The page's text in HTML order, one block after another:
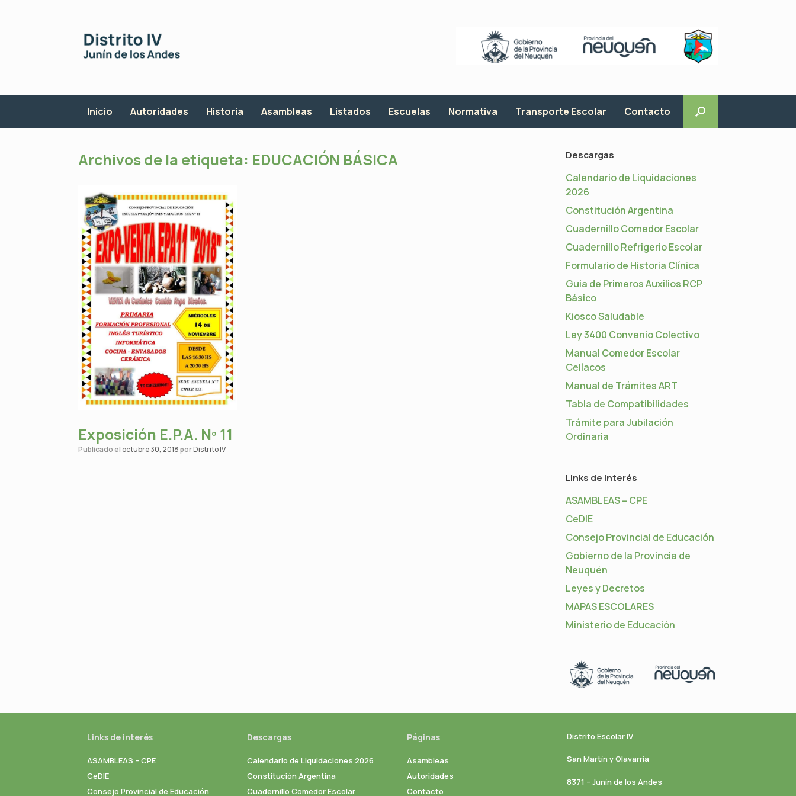
Inicio Autoridades Historia Asambleas Listados Escuelas Normativa Transporte Escolar Contacto
Archivos de la etiqueta: EDUCACIÓN BÁSICA
Exposición E.P.A. Nº 11
Publicado el octubre 30, 2018porDistrito IV
Descargas
Calendario de Liquidaciones
2026
Constitución Argentina
Cuadernillo Comedor Escolar
Cuadernillo Refrigerio Escolar
Formulario de Historia Clínica
Guia de Primeros Auxilios RCP
Básico
Kiosco Saludable
Ley 3400 Convenio Colectivo
Manual Comedor Escolar
Celíacos
Manual de Trámites ART
Tabla de Compatibilidades
Trámite para Jubilación
Ordinaria
Links de interés
ASAMBLEAS – CPE
CeDIE
Consejo Provincial de Educación
Gobierno de la Provincia de
Neuquén
Leyes y Decretos
MAPAS ESCOLARES
Ministerio de Educación
Links de interés
ASAMBLEAS – CPE
CeDIE
Consejo Provincial de Educación
Descargas
Calendario de Liquidaciones 2026
Constitución Argentina
Cuadernillo Comedor Escolar
Páginas
Asambleas
Autoridades
Contacto
Distrito Escolar IV
San Martín y Olavarría
8371 – Junín de los Andes